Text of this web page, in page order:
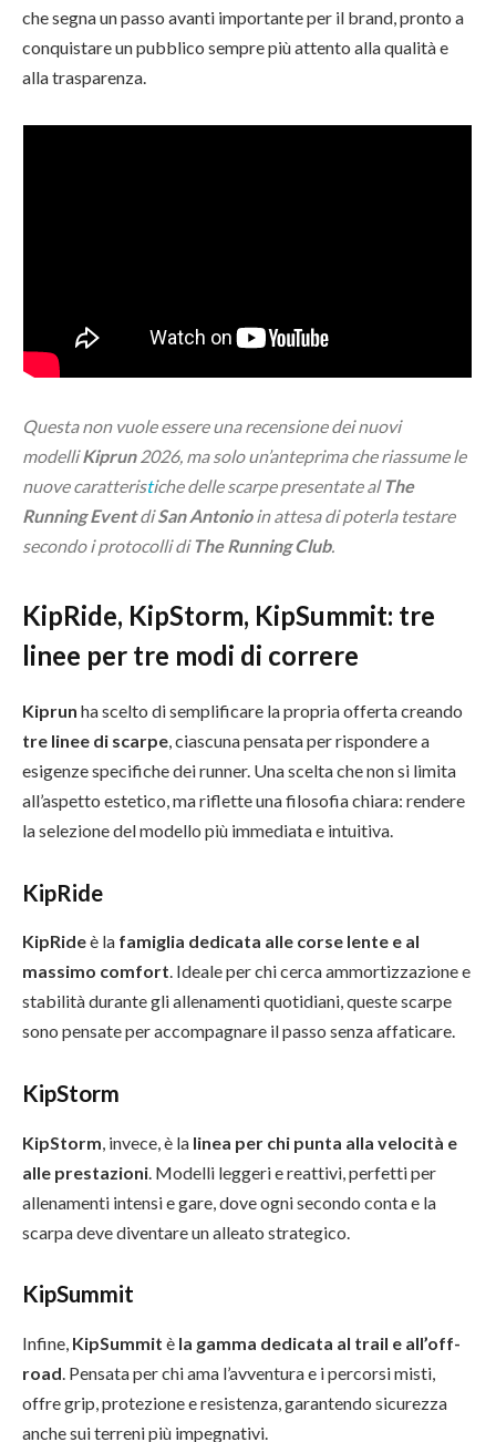
che segna un passo avanti importante per il brand, pronto a
conquistare un pubblico sempre più attento alla qualità e
alla trasparenza.
Questa non vuole essere una recensione dei nuovi
modelliKiprun2026, ma solo un’anteprima che riassume le
nuove caratteristiche delle scarpe presentate alThe
Running EventdiSan Antonioin attesa di poterla testare
secondo i protocolli diThe Running Club.
KipRide, KipStorm, KipSummit: tre
linee per tre modi di correre
Kiprun ha scelto di semplificare la propria offerta creando
tre linee di scarpe, ciascuna pensata per rispondere a
esigenze specifiche dei runner. Una scelta che non si limita
all’aspetto estetico, ma riflette una filosofia chiara: rendere
la selezione del modello più immediata e intuitiva.
KipRide
KipRideè la famiglia dedicata alle corse lente e al
massimo comfort. Ideale per chi cerca ammortizzazione e
stabilità durante gli allenamenti quotidiani, queste scarpe
sono pensate per accompagnare il passo senza affaticare.
KipStorm
KipStorm , invece, è la linea per chi punta alla velocità e
alle prestazioni . Modelli leggeri e reattivi, perfetti per
allenamenti intensi e gare, dove ogni secondo conta e la
scarpa deve diventare un alleato strategico.
KipSummit
Infine, KipSummit è la gamma dedicata al trail e all’off-
road . Pensata per chi ama l’avventura e i percorsi misti,
offre grip, protezione e resistenza, garantendo sicurezza
anche sui terreni più impegnativi.